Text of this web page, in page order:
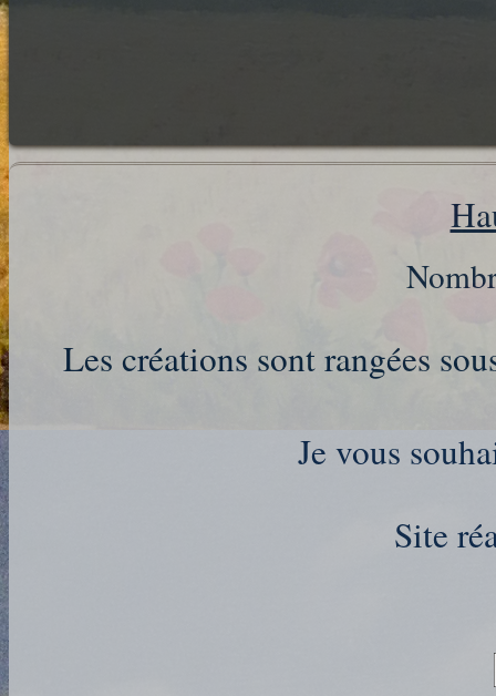
Nombre
Les créations sont rangées
Je vous
Site